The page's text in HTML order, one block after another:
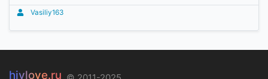
Vasiliy163
hivlove.ru